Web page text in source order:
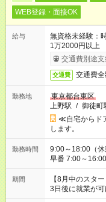
WEB登録・面接OK
給与
無資格未経験
1万2000円以上
交通費別途支
交通費 交通費
勤務地
東京都台東区
上野駅 / 御徒町
≪自宅からド
します。
勤務時間
9:00～18:00（休憩60分） ■ご希望があ
早番 7:00～16:00
と休みを合わせ
「できれば残
ね。 ※Wワーク希望の方へ 今ご覧のお仕事で希望する勤務時間
と、もう1つの
期間
【8月中のスタ
3日後に就業が可